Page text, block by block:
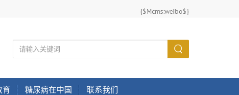
{$Mcms:weibo$}
育 糖尿病在中国 联系我们